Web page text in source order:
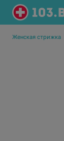
Женская стрижка